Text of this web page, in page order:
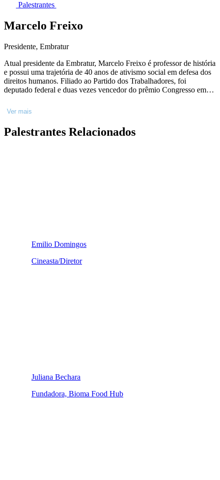
Palestrantes
Marcelo Freixo
Presidente, Embratur
Atual presidente da Embratur, Marcelo Freixo é professor de história
e possui uma trajetória de 40 anos de ativismo social em defesa dos
direitos humanos. Filiado ao Partido dos Trabalhadores, foi
deputado federal e duas vezes vencedor do prêmio Congresso em
Gonçalo e criado no subúrbio de Niterói, foi deputado estadual no
Rio de Janeiro por três mandatos, período em que se notabilizou
marcas de sua gestão na Embratur estão a prioridade na
Ver mais
Palestrantes Relacionados
Emilio Domingos
Cineasta/Diretor
Juliana Bechara
Fundadora, Bioma Food Hub